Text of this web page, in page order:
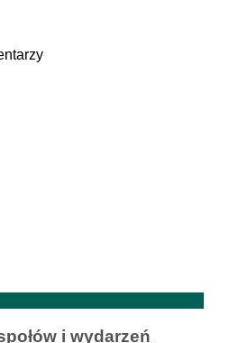
i wydarzeń